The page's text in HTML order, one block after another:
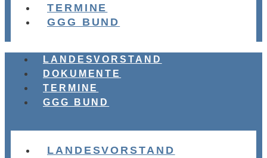
TERMINE
GGG BUND
LANDESVORSTAND
DOKUMENTE
TERMINE
GGG BUND
LANDESVORSTAND